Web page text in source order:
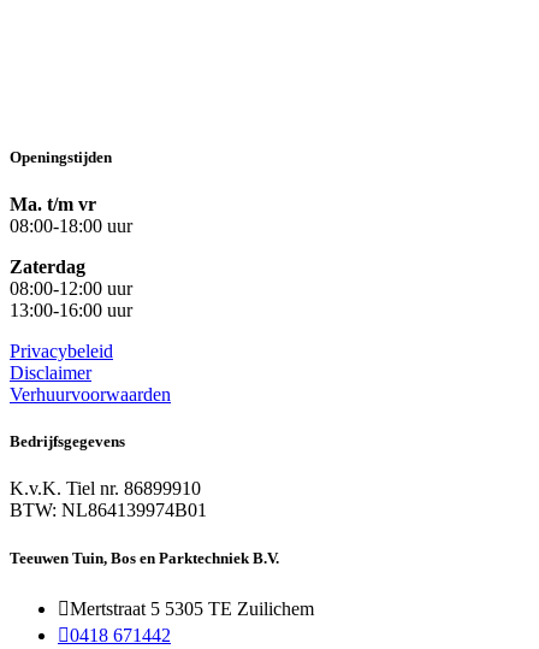
Openingstijden
Ma. t/m vr
08:00-18:00 uur
Zaterdag
08:00-12:00 uur
13:00-16:00 uur
Privacybeleid
Disclaimer
Verhuurvoorwaarden
Bedrijfsgegevens
K.v.K. Tiel nr. 86899910
BTW: NL864139974B01
Teeuwen Tuin, Bos en Parktechniek B.V.
Mertstraat 5 5305 TE Zuilichem
0418 671442